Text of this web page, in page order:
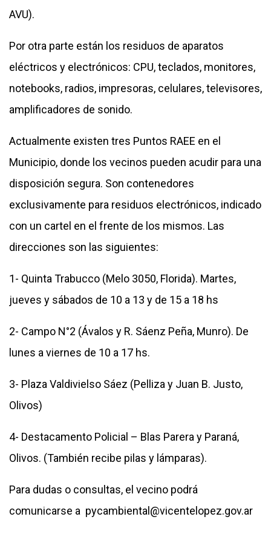
AVU).
Por otra parte están los residuos de aparatos
eléctricos y electrónicos: CPU, teclados, monitores,
notebooks, radios, impresoras, celulares, televisores,
amplificadores de sonido.
Actualmente existen tres Puntos RAEE en el
Municipio, donde los vecinos pueden acudir para una
disposición segura. Son contenedores
exclusivamente para residuos electrónicos, indicado
con un cartel en el frente de los mismos. Las
direcciones son las siguientes:
1- Quinta Trabucco (Melo 3050, Florida). Martes,
jueves y sábados de 10 a 13 y de 15 a 18 hs
2- Campo N°2 (Ávalos y R. Sáenz Peña, Munro). De
lunes a viernes de 10 a 17 hs.
3- Plaza Valdivielso Sáez (Pelliza y Juan B. Justo,
Olivos)
4- Destacamento Policial – Blas Parera y Paraná,
Olivos. (También recibe pilas y lámparas).
Para dudas o consultas, el vecino podrá
comunicarse a pycambiental@vicentelopez.gov.ar